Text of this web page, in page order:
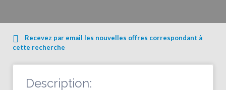
Recevez par email les nouvelles offres correspondant à
cette recherche
Description: